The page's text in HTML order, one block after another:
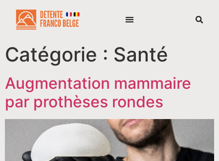
Catégorie : Santé
Augmentation mammaire
par prothèses rondes